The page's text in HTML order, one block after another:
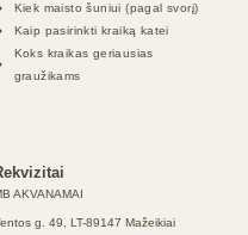
Kiek maisto šuniui (pagal svorį)
Kaip pasirinkti kraiką katei
Koks kraikas geriausias
graužikams
AKVANAMAI
g. 49, LT-89147 Mažeikiai